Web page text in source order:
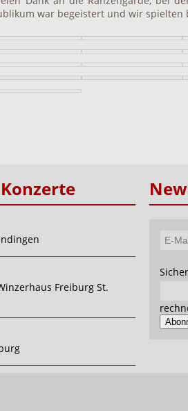
war begeistert und wir spielten
Freiburg St.